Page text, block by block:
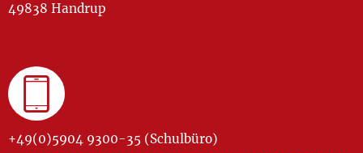
49838 Handrup
+49(0)5904 9300-35 (Schulbüro)